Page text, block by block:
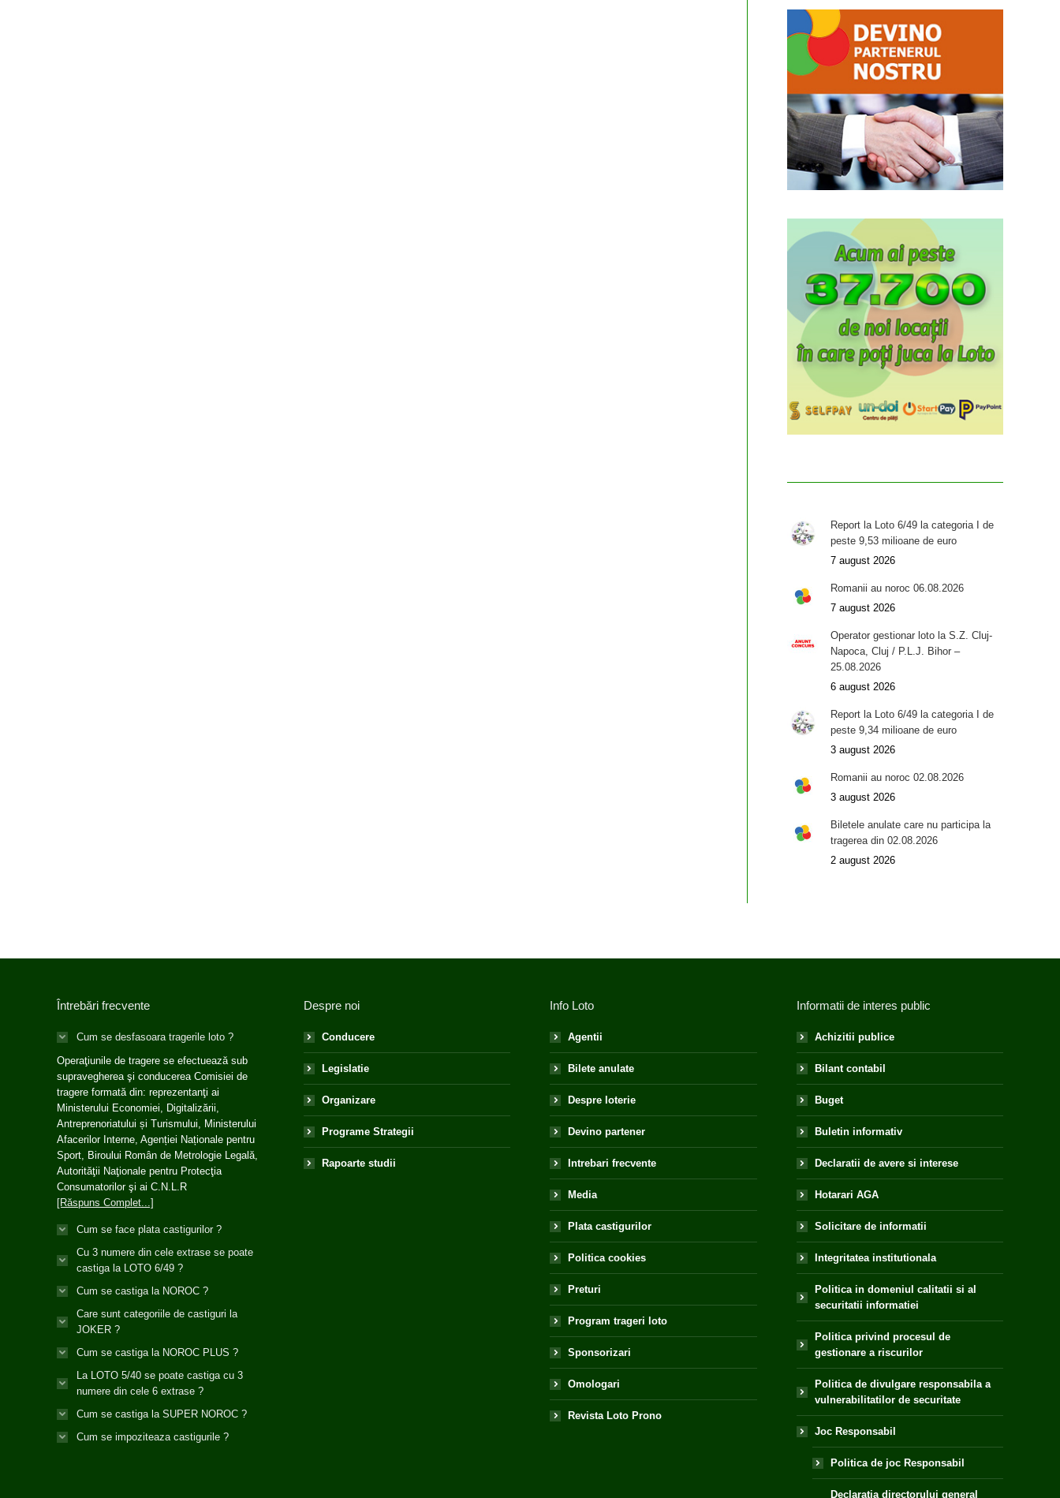
Report la Loto 6/49 la categoria I de
peste 9,53 milioane de euro
7 august 2026
Romanii au noroc 06.08.2026
7 august 2026
Operator gestionar loto la S.Z. Cluj-
Napoca, Cluj / P.L.J. Bihor –
25.08.2026
6 august 2026
Report la Loto 6/49 la categoria I de
peste 9,34 milioane de euro
3 august 2026
Romanii au noroc 02.08.2026
3 august 2026
Biletele anulate care nu participa la
tragerea din 02.08.2026
2 august 2026
Întrebări frecvente
Cum se desfasoara tragerile loto ?
Operaţiunile de tragere se efectuează sub
supravegherea şi conducerea Comisiei de
tragere formată din: reprezentanţi ai
Ministerului Economiei, Digitalizării,
Antreprenoriatului și Turismului, Ministerului
Afacerilor Interne, Agenției Naționale pentru
Sport, Biroului Român de Metrologie Legală,
Autorităţii Naţionale pentru Protecţia
Consumatorilor şi ai C.N.L.R
[Răspuns Complet...]
Cum se face plata castigurilor ?
Cu 3 numere din cele extrase se poate
castiga la LOTO 6/49 ?
Cum se castiga la NOROC ?
Care sunt categoriile de castiguri la
JOKER ?
Cum se castiga la NOROC PLUS ?
La LOTO 5/40 se poate castiga cu 3
numere din cele 6 extrase ?
Cum se castiga la SUPER NOROC ?
Cum se impoziteaza castigurile ?
Despre noi
Conducere
Legislatie
Organizare
Programe Strategii
Rapoarte studii
Info Loto
Agentii
Bilete anulate
Despre loterie
Devino partener
Intrebari frecvente
Media
Plata castigurilor
Politica cookies
Preturi
Program trageri loto
Sponsorizari
Omologari
Revista Loto Prono
Informatii de interes public
Achizitii publice
Bilant contabil
Buget
Buletin informativ
Declaratii de avere si interese
Hotarari AGA
Solicitare de informatii
Integritatea institutionala
Politica in domeniul calitatii si al
securitatii informatiei
Politica privind procesul de
gestionare a riscurilor
Politica de divulgare responsabila a
vulnerabilitatilor de securitate
Joc Responsabil
Politica de joc Responsabil
Declaratia directorului general